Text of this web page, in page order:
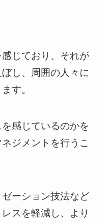
じており、それが
し、周囲の人々に
す。
感じているのかを
ジメントを行うこ
ーション技法など
スを軽減し、より